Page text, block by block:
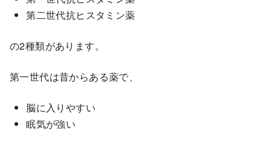
第二世代抗ヒスタミン薬
の2種類があります。
第一世代は昔からある薬で、
脳に入りやすい
眠気が強い